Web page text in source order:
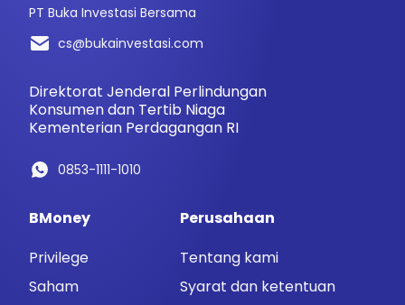
PT Buka Investasi Bersama
cs@bukainvestasi.com
Direktorat Jenderal Perlindungan
Konsumen dan Tertib Niaga
Kementerian Perdagangan RI
0853-1111-1010
BMoney
Privilege
Saham
Perusahaan
Tentang kami
Syarat dan ketentuan